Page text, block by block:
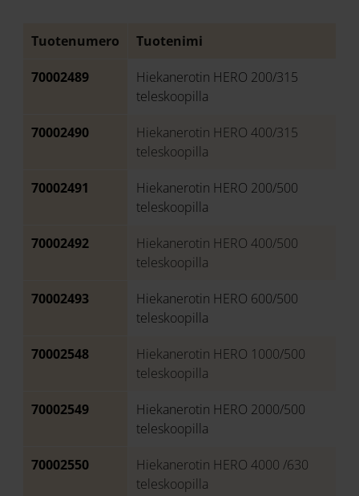
Tuotenumero Tuotenimi
70002489
Hiekanerotin HERO 200/315
teleskoopilla
70002490
Hiekanerotin HERO 400/315
teleskoopilla
70002491
Hiekanerotin HERO 200/500
teleskoopilla
70002492
Hiekanerotin HERO 400/500
teleskoopilla
70002493
Hiekanerotin HERO 600/500
teleskoopilla
70002548
Hiekanerotin HERO 1000/500
teleskoopilla
70002549
Hiekanerotin HERO 2000/500
teleskoopilla
70002550
Hiekanerotin HERO 4000 /630
teleskoopilla